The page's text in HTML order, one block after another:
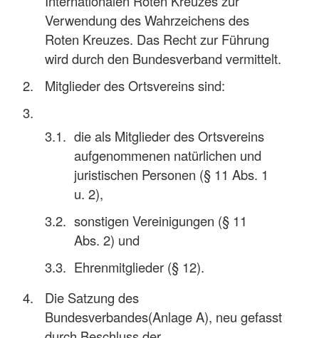
Verwendung des Wahrzeichens des
Roten Kreuzes. Das Recht zur Führung
wird durch den Bundesverband vermittelt.
Mitglieder des Ortsvereins sind:
die als Mitglieder des Ortsvereins
aufgenommenen natürlichen und
juristischen Personen (§ 11 Abs. 1
u. 2),
sonstigen Vereinigungen (§ 11
Abs. 2) und
Ehrenmitglieder (§ 12).
Die Satzung des
Bundesverbandes(Anlage A), neu gefasst